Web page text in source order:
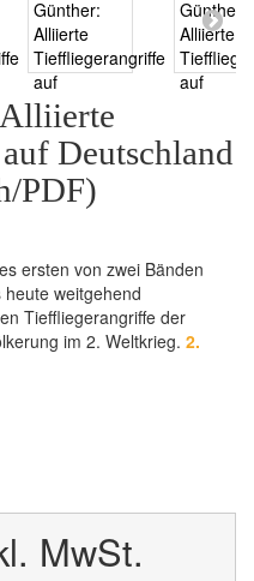
Deutschland
PDF)
ersten von zwei Bänden
weitgehend
Tieffliegerangriffe der
im 2. Weltkrieg. 2.
MwSt.